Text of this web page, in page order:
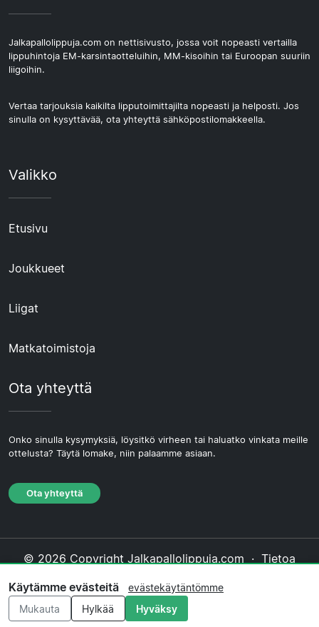
Jalkapallolippuja.com on nettisivusto, jossa voit nopeasti vertailla
lippuhintoja EM-karsintaotteluihin, MM-kisoihin tai Euroopan suuriin
liigoihin.
Vertaa tarjouksia kaikilta lipputoimittajilta nopeasti ja helposti. Jos
sinulla on kysyttävää, ota yhteyttä sähköpostilomakkeella.
Valikko
Etusivu
Joukkueet
Liigat
Matkatoimistoja
Ota yhteyttä
Onko sinulla kysymyksiä, löysitkö virheen tai haluatko vinkata meille
ottelusta? Täytä lomake, niin palaamme asiaan.
Ota yhteyttä
© 2026 Copyright Jalkapallolippuja.com · Tietoa
Evästekäytäntö·Toimituksellinen käytäntö
Käytämme evästeitä
evästekäytäntömme
Mukauta
Hylkää Hyväksy